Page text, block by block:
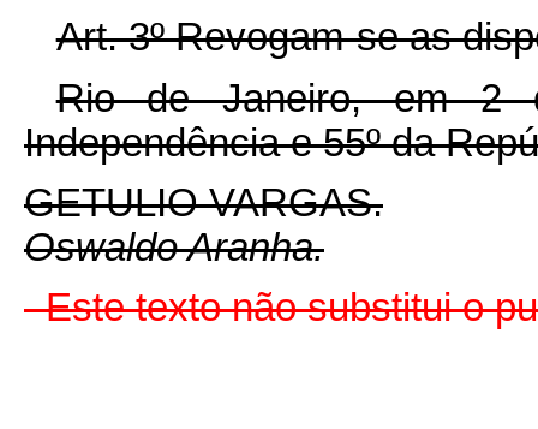
Art. 3º Revogam-se as
Rio de Janeiro, em 2
Independência e 55º da
GETULIO VARGAS.
Oswaldo Aranha.
Este texto não substitui o